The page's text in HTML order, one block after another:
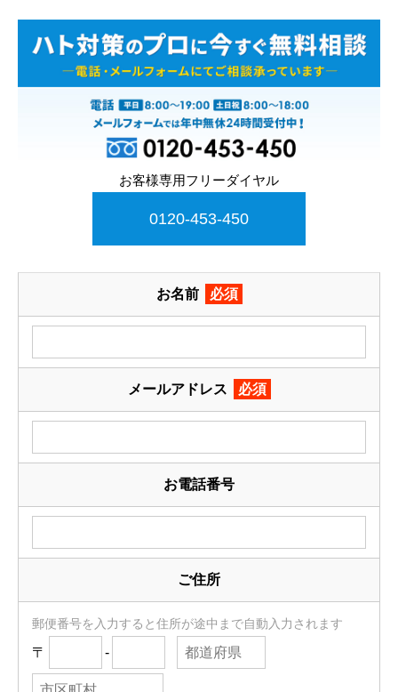
お客様専用フリーダイヤル
0120-453-450
お名前 必須
メールアドレス 必須
お電話番号
ご住所
郵便番号を入力すると住所が途中まで自動入力されます
〒 -